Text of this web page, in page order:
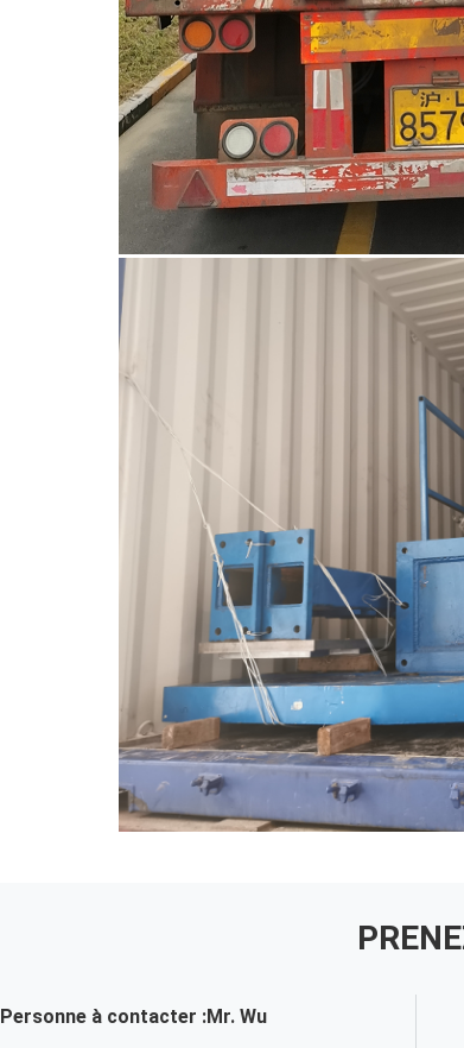
Personne à contacter :Mr. Wu